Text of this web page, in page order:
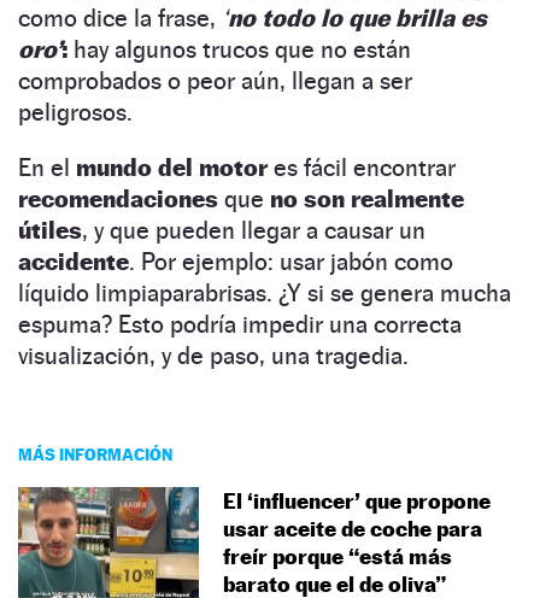
como dice la frase, ‘no todo lo que brilla es
oro’: hay algunos trucos que no están
comprobados o peor aún, llegan a ser
peligrosos.
En el mundo del motores fácil encontrar
recomendaciones que no son realmente
útiles, y que pueden llegar a causar un
accidente. Por ejemplo: usar jabón como
líquido limpiaparabrisas. ¿Y si se genera mucha
espuma? Esto podría impedir una correcta
visualización, y de paso, una tragedia.
MÁS INFORMACIÓN
El ‘influencer’ que propone
usar aceite de coche para
freír porque “está más
barato que el de oliva”